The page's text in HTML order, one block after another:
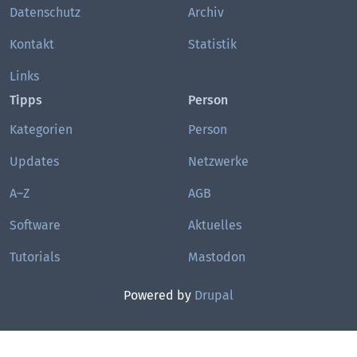
Datenschutz
Kontakt
Links
Archiv
Statistik
Tipps
Kategorien
Updates
A–Z
Software
Tutorials
Person
Person
Netzwerke
AGB
Aktuelles
Mastodon
Powered by Drupal